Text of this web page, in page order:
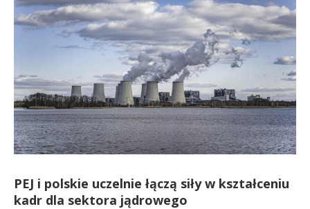
PEJ i polskie uczelnie łączą siły w kształceniu
kadr dla sektora jądrowego